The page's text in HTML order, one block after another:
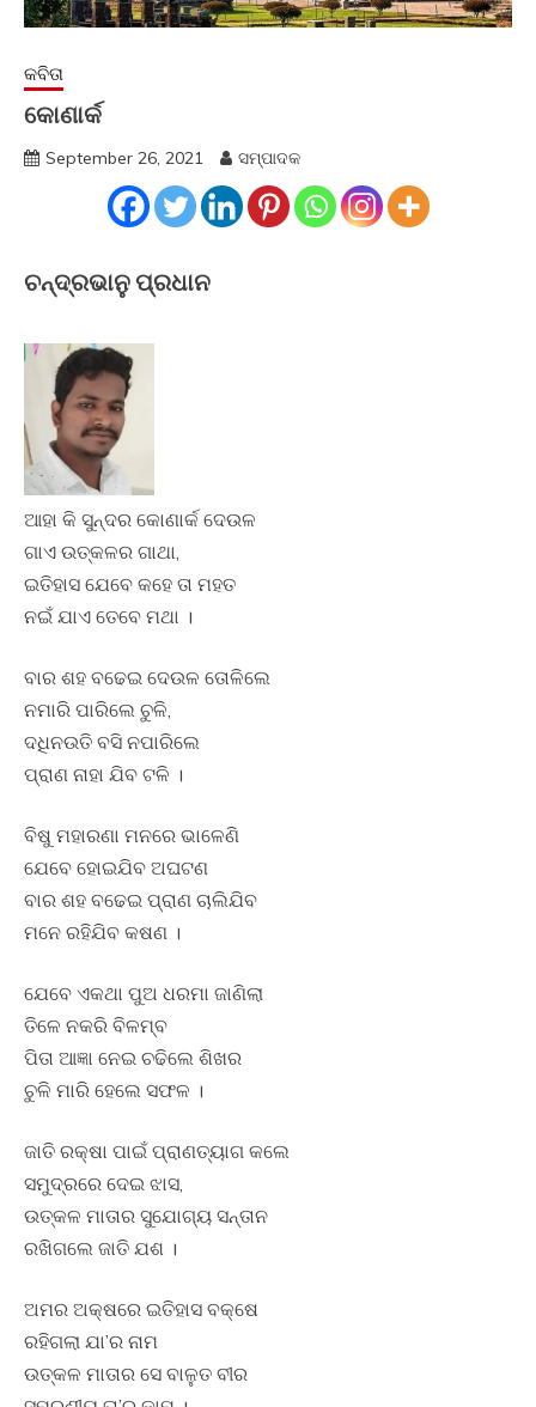
କବିତା
କୋଣାର୍କ
September 26, 2021 ସମ୍ପାଦକ
ଚନ୍ଦ୍ରଭାନୁ ପ୍ରଧାନ
ଆହା କି ସୁନ୍ଦର କୋଣାର୍କ ଦେଉଳ
ଗାଏ ଉତ୍କଳର ଗାଥା,
ଇତିହାସ ଯେବେ କହେ ତା ମହତ
ନଇଁ ଯାଏ ତେବେ ମଥା ।
ବାର ଶହ ବଢେଇ ଦେଉଳ ତୋଳିଲେ
ନମାରି ପାରିଲେ ଚୁଳି,
ଦଧିନଉତି ବସି ନପାରିଲେ
ପ୍ରାଣ ନାହା ଯିବ ଟଳି ।
ବିଷୁ ମହାରଣା ମନରେ ଭାଳେଣି
ଯେବେ ହୋଇଯିବ ଅଘଟଣ
ବାର ଶହ ବଢେଇ ପ୍ରାଣ ଚାଲିଯିବ
ମନେ ରହିଯିବ କଷଣ ।
ଯେବେ ଏକଥା ପୁଅ ଧରମା ଜାଣିଲା
ତିଳେ ନକରି ବିଳମ୍ବ
ପିତା ଆଜ୍ଞା ନେଇ ଚଢିଲେ ଶିଖର
ଚୁଳି ମାରି ହେଲେ ସଫଳ ।
ଜାତି ରକ୍ଷା ପାଇଁ ପ୍ରାଣତ୍ୟାଗ କଲେ
ସମୁଦ୍ରରେ ଦେଇ ଝାସ,
ଉତ୍କଳ ମାତାର ସୁଯୋଗ୍ୟ ସନ୍ତାନ
ରଖିଗଲେ ଜାତି ଯଶ ।
ଅମର ଅକ୍ଷରେ ଇତିହାସ ବକ୍ଷେ
ରହିଗଲା ଯା’ର ନାମ
ଉତ୍କଳ ମାତାର ସେ ବାଳୁତ ବୀର